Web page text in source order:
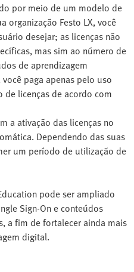
por meio de um modelo de
organização Festo LX, você
desejar; as licenças não
mas sim ao número de
de aprendizagem
paga apenas pelo uso
licenças de acordo com
a ativação das licenças no
Dependendo das suas
um período de utilização de
pode ser ampliado
Sign-On e conteúdos
a fim de fortalecer ainda mais
digital.